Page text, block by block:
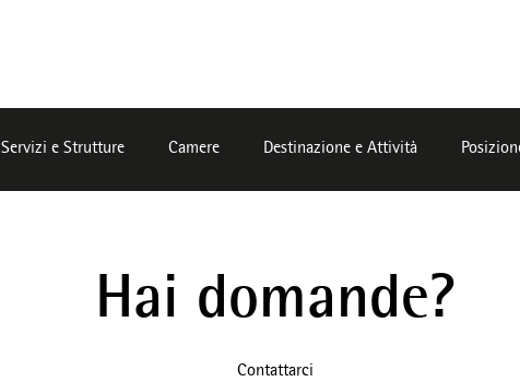
Servizi e Strutture Camere Destinazione e Attività
Hai domande?
Contattarci